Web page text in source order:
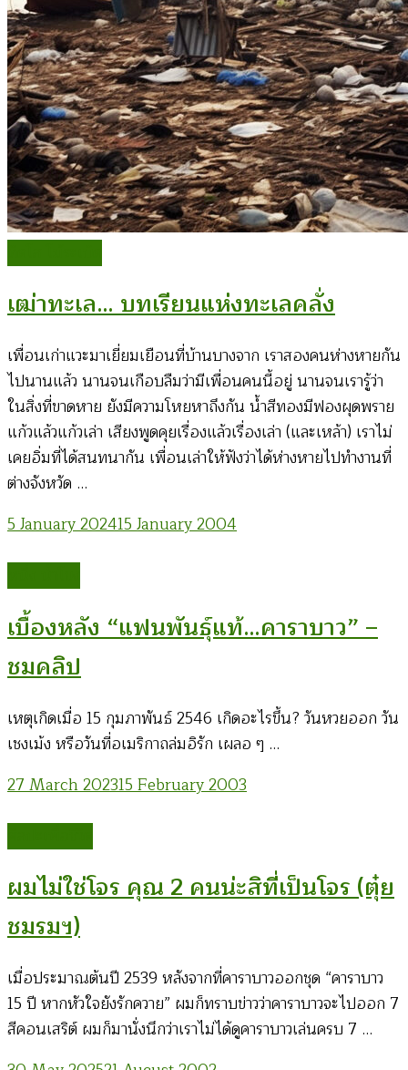
เฒ่าทะเล… บทเรียนแห่งทะเลคลั่ง
เพื่อนเก่าแวะมาเยี่ยมเยือนที่บ้านบางจาก เราสองคนห่างหายกัน
ไปนานแล้ว นานจนเกือบลืมว่ามีเพื่อนคนนี้อยู่ นานจนเรารู้ว่า
ในสิ่งที่ขาดหาย ยังมีความโหยหาถึงกัน น้ำสีทองมีฟองผุดพราย
แก้วแล้วแก้วเล่า เสียงพูดคุยเรื่องแล้วเรื่องเล่า (และเหล้า) เราไม่
เคยอิ่มที่ได้สนทนากัน เพื่อนเล่าให้ฟังว่าได้ห่างหายไปทำงานที่
ต่างจังหวัด …
5 January 202415 January 2004
เบื้องหลัง “แฟนพันธุ์แท้…คาราบาว” –
ชมคลิป
เหตุเกิดเมื่อ 15 กุมภาพันธ์ 2546 เกิดอะไรขึ้น? วันหวยออก วัน
เชงเม้ง หรือวันที่อเมริกาถล่มอิรัก เผลอ ๆ …
27 March 202315 February 2003
ผมไม่ใช่โจร คุณ 2 คนน่ะสิที่เป็นโจร (ตุ๋ย
ชมรมฯ)
เมื่อประมาณต้นปี 2539 หลังจากที่คาราบาวออกชุด “คาราบาว
15 ปี หากหัวใจยังรักควาย” ผมก็ทราบข่าวว่าคาราบาวจะไปออก 7
สีคอนเสริต์ ผมก็มานั่งนึกว่าเราไม่ได้ดูคาราบาวเล่นครบ 7 …